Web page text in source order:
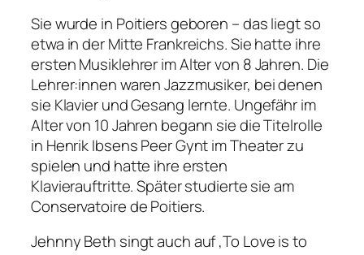
Sie wurde in Poitiers geboren – das liegt so
etwa in der Mitte Frankreichs. Sie hatte ihre
ersten Musiklehrer im Alter von 8 Jahren. Die
Lehrer:innen waren Jazzmusiker, bei denen
sie Klavier und Gesang lernte. Ungefähr im
Alter von 10 Jahren begann sie die Titelrolle
in Henrik Ibsens Peer Gynt im Theater zu
spielen und hatte ihre ersten
Klavierauftritte. Später studierte sie am
Conservatoire de Poitiers.
Jehnny Beth singt auch auf ‚To Love is to